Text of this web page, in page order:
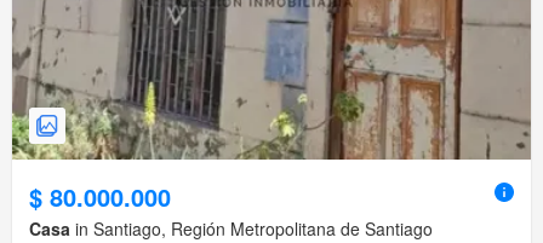
$ 80.000.000
Casa in Santiago, Región Metropolitana de Santiago